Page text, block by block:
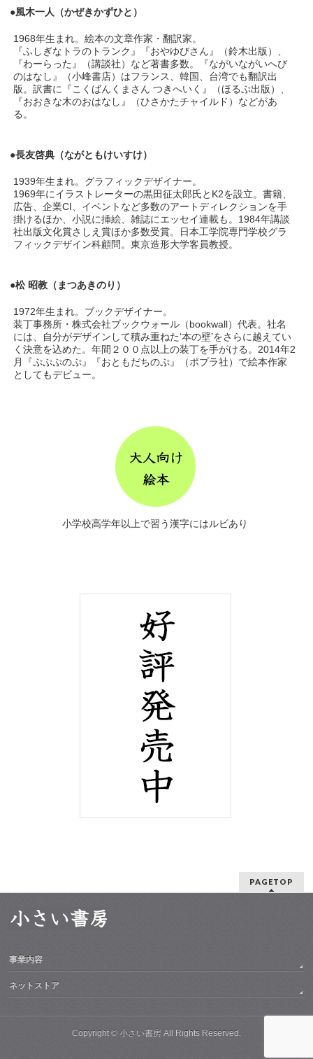
●風木一人（かぜきかずひと）
1968年生まれ。絵本の文章作家・翻訳家。
『ふしぎなトラのトランク』『おやゆびさん』（鈴木出版）、
『わーらった』（講談社）など著書多数。『ながいながいへび
のはなし』（小峰書店）はフランス、韓国、台湾でも翻訳出
版。訳書に『こくばんくまさん つきへいく』（ほるぷ出版）、
『おおきな木のおはなし』（ひさかたチャイルド）などがあ
る。
●長友啓典（ながともけいすけ）
1939年生まれ。グラフィックデザイナー。
1969年にイラストレーターの黒田征太郎氏とK2を設立。書籍、
広告、企業CI、イベントなど多数のアートディレクションを手
掛けるほか、小説に挿絵、雑誌にエッセイ連載も。1984年講談
社出版文化賞さしえ賞ほか多数受賞。日本工学院専門学校グラ
フィックデザイン科顧問。東京造形大学客員教授。
●松 昭教（まつあきのり）
1972年生まれ。ブックデザイナー。
装丁事務所・株式会社ブックウォール（bookwall）代表。社名
には、自分がデザインして積み重ねた‘本の壁’をさらに越えてい
く決意を込めた。年間２００点以上の装丁を手がける。2014年2
月『ぷぷぷのぷ』『おともだちのぷ』（ポプラ社）で絵本作家
としてもデビュー。
小学校高学年以上で習う漢字にはルビあり
PAGETOP
事業内容
ネットストア
Copyright © 小さい書房All Rights Reserved.